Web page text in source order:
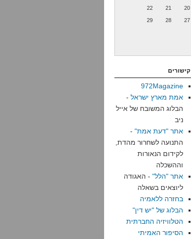
20
21
22
27
28
29
קישורים
972Magazine
אמת מארץ ישראל -
הבלוג המשובח של אייל
ניב
אתר "דעת אמת" -
התנועה לשחרור מהדת,
לקידום הנאורות
וההשכלה
אתר "הלל" - האגודה
ליוצאים בשאלה
בחזרה ללאמיה
הבלוג של "יש דין"
הטלוויזיה החברתית
הסיפור האמיתי